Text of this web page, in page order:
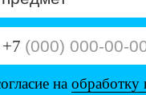
наполучение рекламы
Перейти к анкете